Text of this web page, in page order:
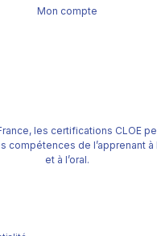
les certifications CLOE
compétences de l’apprenant à
et à l’oral.
Mon compte